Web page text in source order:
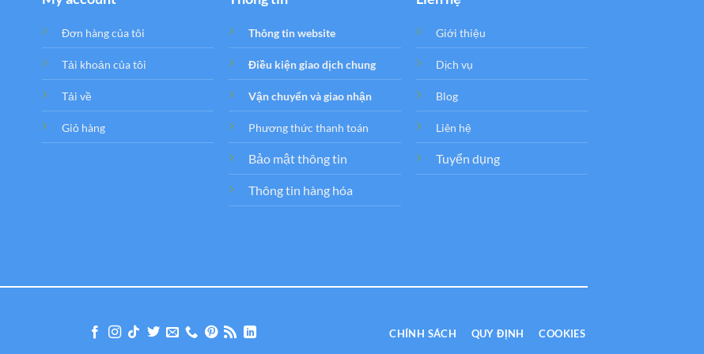
Đơn hàng của tôi
Tải khoản của tôi
Tải về
Giỏ hàng
Thông tin website
Điều kiện giao dịch chung
Vận chuyển và giao nhận
Phương thức thanh toán
Bảo mật thông tin
Thông tin hàng hóa
Giới thiệu
Dịch vụ
Blog
Liên hệ
Tuyển dụng
CHÍNH SÁCH QUY ĐỊNH COOKIES